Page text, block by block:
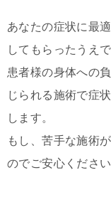
あなたの症状に最
してもらったうえ
患者様の身体への
じられる施術で症
します。
もし、苦手な施術
のでご安心ください